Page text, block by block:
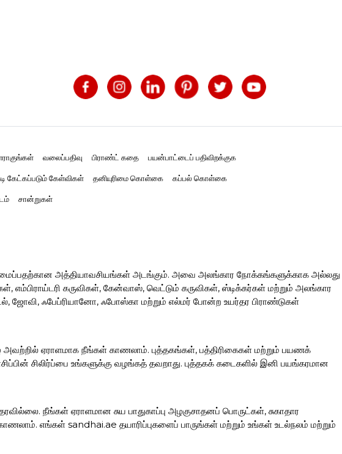
வலைப்பதிவு பிராண்ட் கதை பயன்பாட்டைப் பதிவிறக்குக
கேட்கப்படும் கேள்விகள் தனியுரிமை கொள்கை கப்பல் கொள்கை
சான்றுகள்
அத்தியாவசியங்கள் அடங்கும். அவை அலங்கார நோக்கங்களுக்காக அல்லது
கருவிகள், கேன்வாஸ், வெட்டும் கருவிகள், ஸ்டிக்கர்கள் மற்றும் அலங்கார
ஜோவி, ஃபேப்ரியானோ, ஃபோஸ்கா மற்றும் எல்மர் போன்ற உயர்தர பிராண்டுகள்
ஏராளமாக நீங்கள் காணலாம். புத்தகங்கள், பத்திரிகைகள் மற்றும் பயணக்
சிலிர்ப்பை உங்களுக்கு வழங்கத் தவறாது. புத்தகக் கடைகளில் இனி பயங்கரமான
நீங்கள் ஏராளமான சுய பாதுகாப்பு அழகுசாதனப் பொருட்கள், சுகாதார
எங்கள் sandhai.ae தயாரிப்புகளைப் பாருங்கள் மற்றும் உங்கள் உடல்நலம் மற்றும்